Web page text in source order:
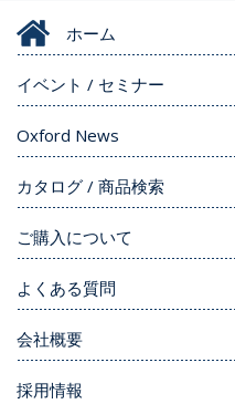
ホーム
イベント / セミナー
Oxford News
カタログ / 商品検索
ご購入について
よくある質問
会社概要
採用情報